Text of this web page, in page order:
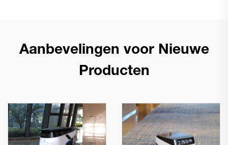
Aanbevelingen voor Nieuwe
Producten